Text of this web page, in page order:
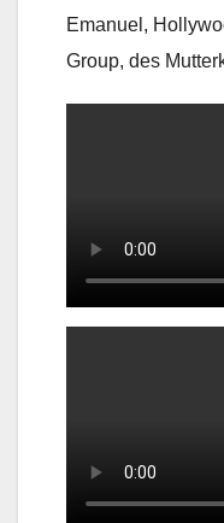
Emanuel,
Group, des